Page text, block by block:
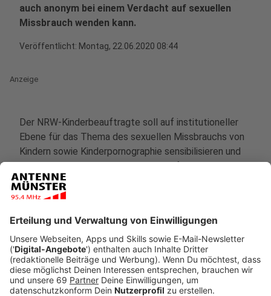
auch anonym bei einem Verdacht auf sexuellen
Missbrauch wenden kann.
Veröffentlicht: Montag, 22.06.2020 08:44
Anzeige
Der NRW-Kinderbeauftragte soll auf institutioneller
Ebene für das Thema des sexuellen Missbrauchs von
Kindern sowie Kinderpornographie sensibilisieren und
die vom Jugendamt bestehenden Hilfsangebote
stärker miteinander vernetzen. Die Ärztekammer sieht
bei der Prävention von sexuellem Missbrauch an
Anzeige
„Lügde, Bergisch Gladbach und jetzt Münster, die Zahl
der entdeckten Fälle von oft jahrelangem sexuellem